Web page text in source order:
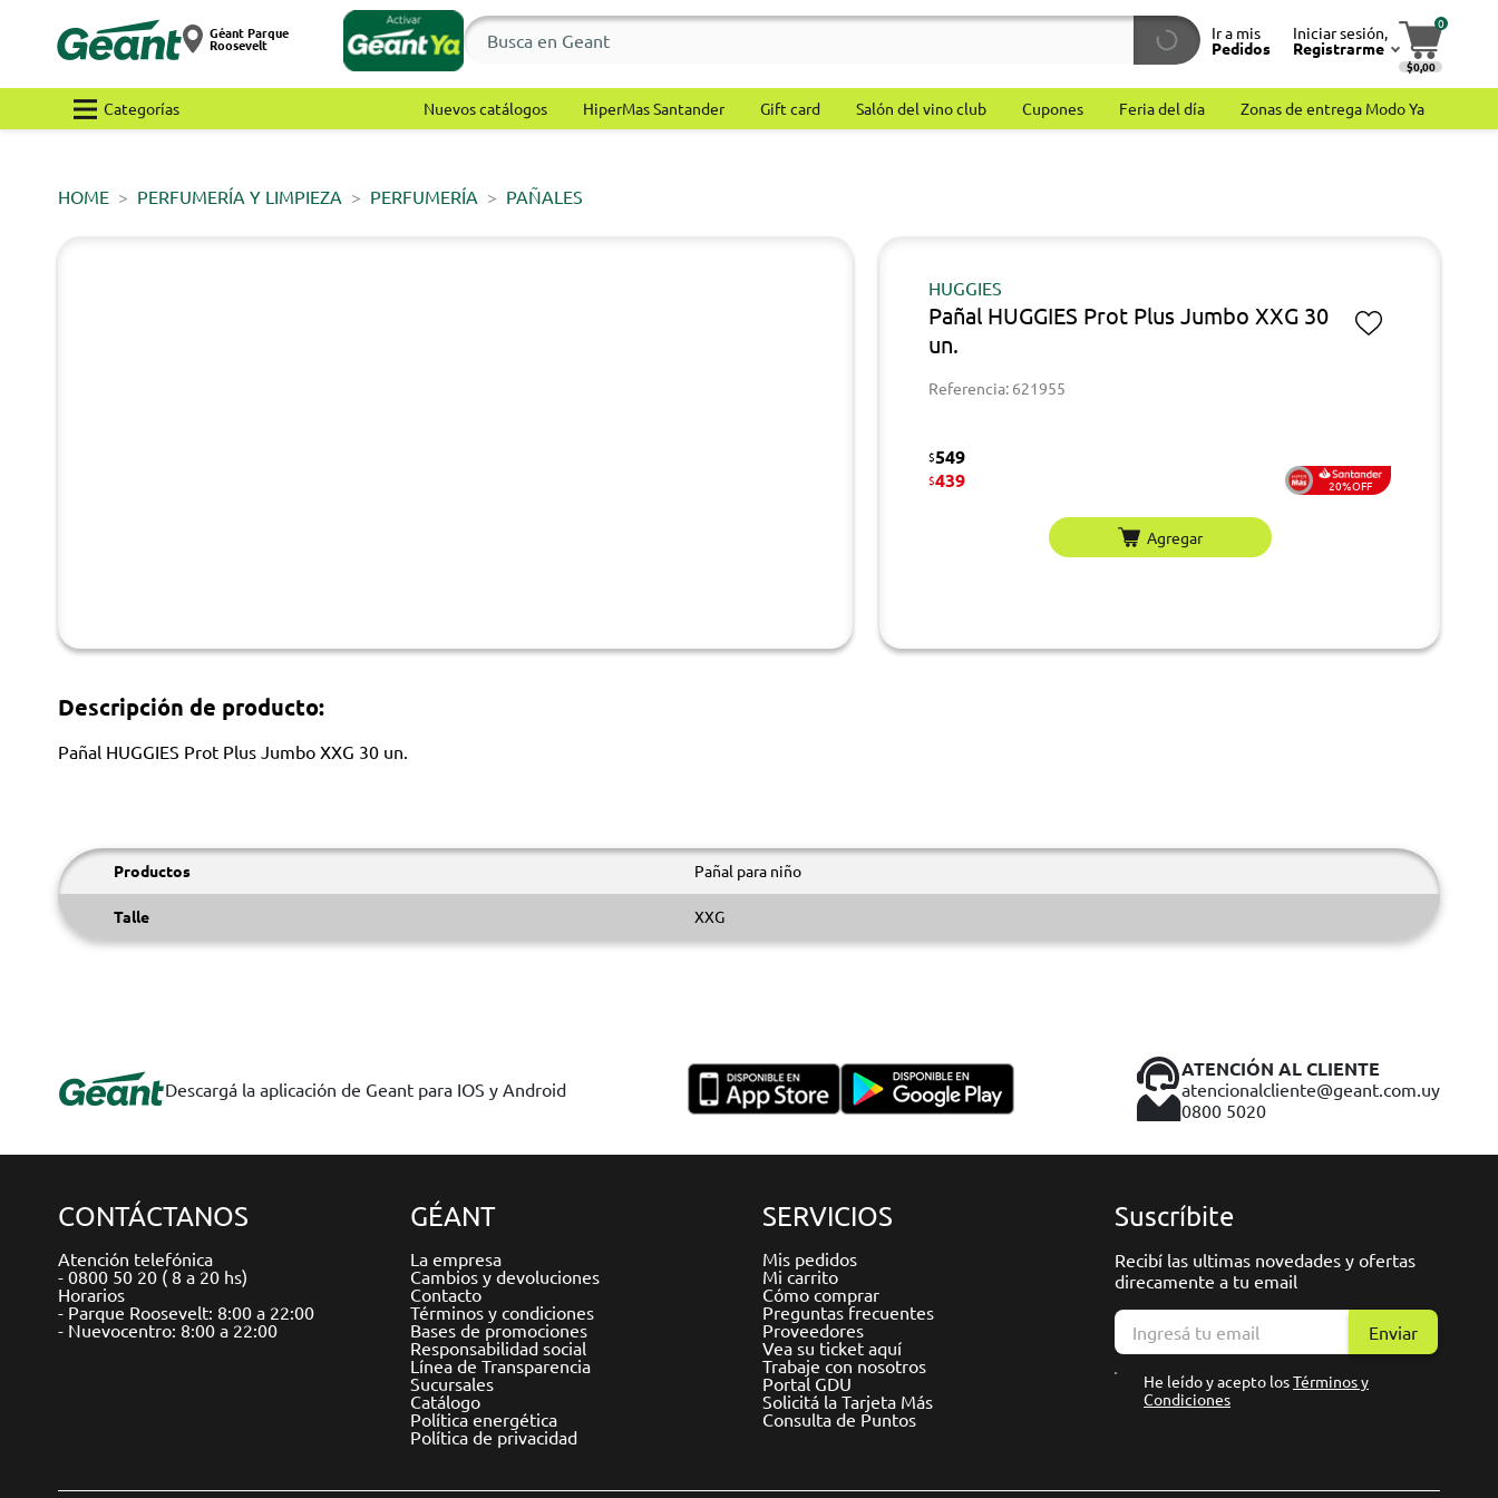
Géant Parque
Roosevelt
Ir a mis
Pedidos
Iniciar sesión,
Registrarme
0
$0,00
Categorías Nuevos catálogos HiperMas Santander Gift card Salón del vino club Cupones Feria del día Zonas de entrega Modo Ya
HOME PERFUMERÍA Y LIMPIEZA PERFUMERÍA PAÑALES
HUGGIES
Pañal HUGGIES Prot Plus Jumbo XXG 30
un.
Referencia: 621955
$549
$439 20%OFF
Agregar
Descripción de producto:
Pañal HUGGIES Prot Plus Jumbo XXG 30 un.
Productos Pañal para niño
Talle XXG
Descargá la aplicación de Geant para IOS y Android
ATENCIÓN AL CLIENTE
atencionalcliente@geant.com.uy
0800 5020
CONTÁCTANOS
Atención telefónica
- 0800 50 20 ( 8 a 20 hs)
Horarios
- Parque Roosevelt: 8:00 a 22:00
- Nuevocentro: 8:00 a 22:00
GÉANT
La empresa
Cambios y devoluciones
Contacto
Términos y condiciones
Bases de promociones
Responsabilidad social
Línea de Transparencia
Sucursales
Catálogo
Política energética
Política de privacidad
SERVICIOS
Mis pedidos
Mi carrito
Cómo comprar
Preguntas frecuentes
Proveedores
Vea su ticket aquí
Trabaje con nosotros
Portal GDU
Solicitá la Tarjeta Más
Consulta de Puntos
Suscríbite
Recibí las ultimas novedades y ofertas
direcamente a tu email
Enviar
He leído y acepto losTérminos y
Condiciones